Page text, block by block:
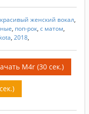
красивый женский вокал,
, поп-рок, с матом,
, 2018,
M4r (30 сек.)